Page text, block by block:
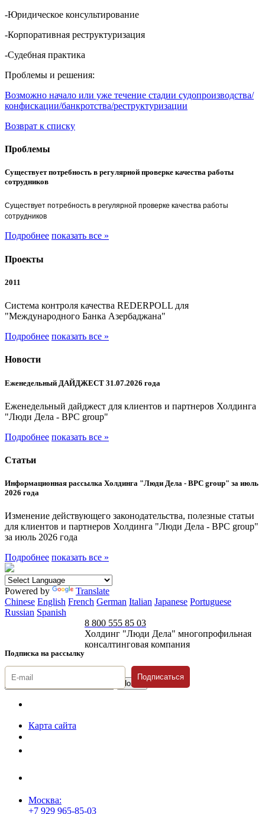
-Юридическое консультирование
-Корпоративная реструктуризация
-Судебная практика
Проблемы и решения:
Возможно начало или уже течение стадии судопроизводства/
конфискации/банкротства/реструктуризации
Возврат к списку
Проблемы
Существует потребность в регулярной проверке качества работы
сотрудников
Существует потребность в регулярной проверке качества работы
сотрудников
Подробнее показать все »
Проекты
2011
Система контроля качества REDERPOLL для
"Международного Банка Азербаджана"
Подробнее показать все »
Новости
Еженедельный ДАЙДЖЕСТ 31.07.2026 года
Еженедельный дайджест для клиентов и партнеров Холдинга
"Люди Дела - BPC group"
Подробнее показать все »
Статьи
Информационная рассылка Холдинга "Люди Дела - BPC group" за июль
2026 года
Изменение действующего законодательства, полезные статьи
для клиентов и партнеров Холдинга "Люди Дела - BPC group"
за июль 2026 года
Подробнее показать все »
Powered by
Translate
Chinese English French German Italian Japanese Portuguese
Russian Spanish
Подписка на рассылку
8 800 555 85 03
Холдинг "Люди Дела" многопрофильная
консалтинговая компания
Подписаться
Карта сайта
Москва:
+7 929 965-85-03